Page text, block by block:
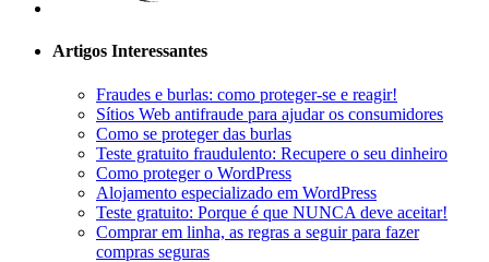
Artigos Interessantes
Fraudes e burlas: como proteger-se e reagir!
Sítios Web antifraude para ajudar os consumidores
Como se proteger das burlas
Teste gratuito fraudulento: Recupere o seu dinheiro
Como proteger o WordPress
Alojamento especializado em WordPress
Teste gratuito: Porque é que NUNCA deve aceitar!
Comprar em linha, as regras a seguir para fazer
compras seguras